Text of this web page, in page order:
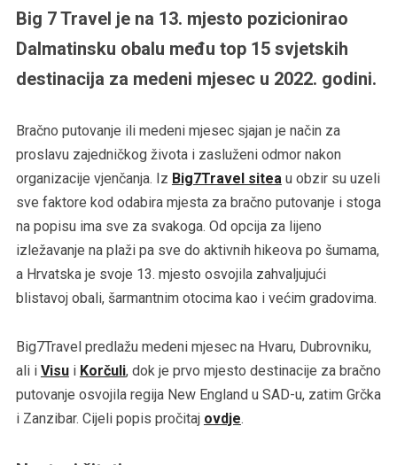
Big 7 Travel je na 13. mjesto pozicionirao
Dalmatinsku obalu među top 15 svjetskih
destinacija za medeni mjesec u 2022. godini.
Bračno putovanje ili medeni mjesec sjajan je način za
proslavu zajedničkog života i zasluženi odmor nakon
organizacije vjenčanja. Iz Big7Travel siteau obzir su uzeli
sve faktore kod odabira mjesta za bračno putovanje i stoga
na popisu ima sve za svakoga. Od opcija za lijeno
izležavanje na plaži pa sve do aktivnih hikeova po šumama,
a Hrvatska je svoje 13. mjesto osvojila zahvaljujući
blistavoj obali, šarmantnim otocima kao i većim gradovima.
Big7Travel predlažu medeni mjesec na Hvaru, Dubrovniku,
ali i Visui Korčuli, dok je prvo mjesto destinacije za bračno
putovanje osvojila regija New England u SAD-u, zatim Grčka
i Zanzibar. Cijeli popis pročitaj ovdje.